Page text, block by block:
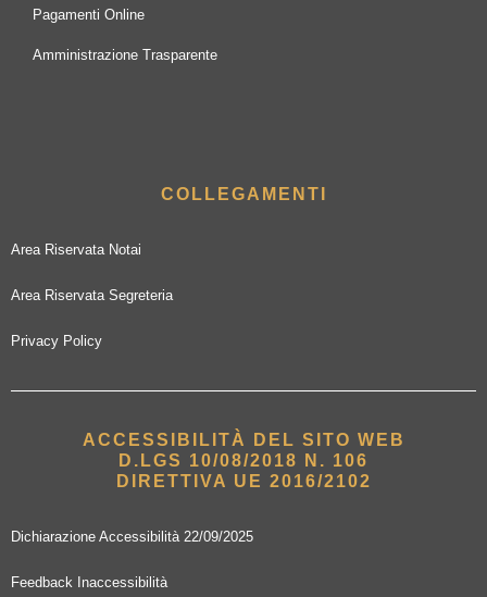
Pagamenti Online
Amministrazione Trasparente
COLLEGAMENTI
Area Riservata Notai
Area Riservata Segreteria
Privacy Policy
ACCESSIBILITÀ DEL SITO WEB
D.LGS 10/08/2018 N. 106
DIRETTIVA UE 2016/2102
Dichiarazione Accessibilità 22/09/2025
Feedback Inaccessibilità